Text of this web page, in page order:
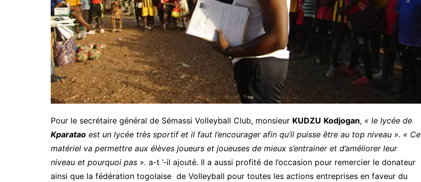
Pour le secrétaire général de Sémassi Volleyball Club, monsieur KUDZU Kodjogan, « le lycée de
Kparatao est un lycée très sportif et il faut l’encourager afin qu’il puisse être au top niveau ». « Ce
matériel va permettre aux élèves joueurs et joueuses de mieux s’entrainer et d’améliorer leur
niveau et pourquoi pas ». a-t ’-il ajouté. Il a aussi profité de l’occasion pour remercier le donateur
ainsi que la fédération togolaise de Volleyball pour toutes les actions entreprises en faveur du